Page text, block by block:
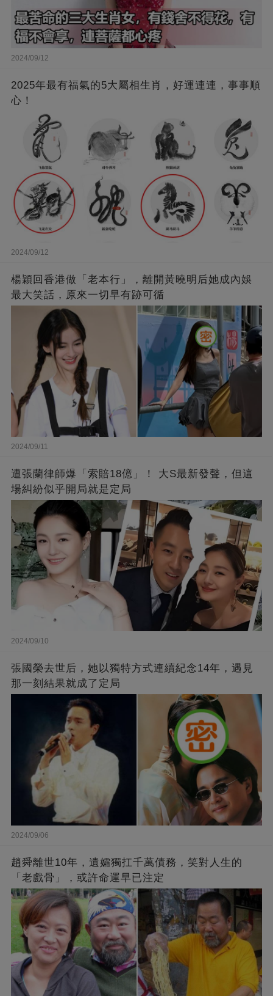
2024/09/12
2025年最有福氣的5大屬相生肖，好運連連，事事順
心！
2024/09/12
楊穎回香港做「老本行」，離開黃曉明后她成內娛
最大笑話，原來一切早有跡可循
2024/09/11
遭張蘭律師爆「索賠18億」！ 大S最新發聲，但這
場糾紛似乎開局就是定局
2024/09/10
張國榮去世后，她以獨特方式連續紀念14年，遇見
那一刻結果就成了定局
2024/09/06
趙舜離世10年，遺孀獨扛千萬債務，笑對人生的
「老戲骨」，或許命運早已注定